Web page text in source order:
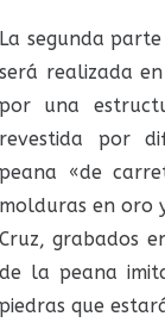
La segunda
será realizada
por una
revestida por
peana «de
molduras en oro
Cruz, grabados
de la peana
piedras que